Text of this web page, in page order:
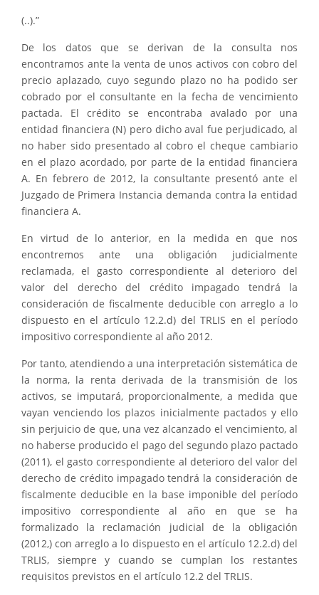
(..).”
De los datos que se derivan de la consulta nos
encontramos ante la venta de unos activos con cobro del
precio aplazado, cuyo segundo plazo no ha podido ser
cobrado por el consultante en la fecha de vencimiento
pactada. El crédito se encontraba avalado por una
entidad financiera (N) pero dicho aval fue perjudicado, al
no haber sido presentado al cobro el cheque cambiario
en el plazo acordado, por parte de la entidad financiera
A. En febrero de 2012, la consultante presentó ante el
Juzgado de Primera Instancia demanda contra la entidad
financiera A.
En virtud de lo anterior, en la medida en que nos
encontremos ante una obligación judicialmente
reclamada, el gasto correspondiente al deterioro del
valor del derecho del crédito impagado tendrá la
consideración de fiscalmente deducible con arreglo a lo
dispuesto en el artículo 12.2.d) del TRLIS en el período
impositivo correspondiente al año 2012.
Por tanto, atendiendo a una interpretación sistemática de
la norma, la renta derivada de la transmisión de los
activos, se imputará, proporcionalmente, a medida que
vayan venciendo los plazos inicialmente pactados y ello
sin perjuicio de que, una vez alcanzado el vencimiento, al
no haberse producido el pago del segundo plazo pactado
(2011), el gasto correspondiente al deterioro del valor del
derecho de crédito impagado tendrá la consideración de
fiscalmente deducible en la base imponible del período
impositivo correspondiente al año en que se ha
formalizado la reclamación judicial de la obligación
(2012,) con arreglo a lo dispuesto en el artículo 12.2.d) del
TRLIS, siempre y cuando se cumplan los restantes
requisitos previstos en el artículo 12.2 del TRLIS.